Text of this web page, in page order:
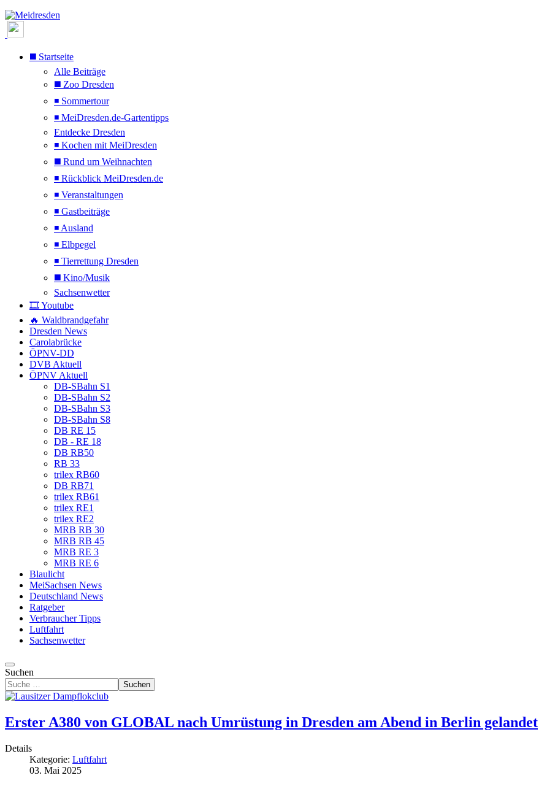
◼️ Startseite
Alle Beiträge
◼️ Zoo Dresden
◾ Sommertour
◾ MeiDresden.de-Gartentipps
Entdecke Dresden
◾ Kochen mit MeiDresden
◼️ Rund um Weihnachten
◾ Rückblick MeiDresden.de
◾ Veranstaltungen
◾ Gastbeiträge
◾ Ausland
◾ Elbpegel
◾ Tierrettung Dresden
◼️ Kino/Musik
Sachsenwetter
🎞️ Youtube
🔥 Waldbrandgefahr
Dresden News
Carolabrücke
ÖPNV-DD
DVB Aktuell
ÖPNV Aktuell
DB-SBahn S1
DB-SBahn S2
DB-SBahn S3
DB-SBahn S8
DB RE 15
DB - RE 18
DB RB50
RB 33
trilex RB60
DB RB71
trilex RB61
trilex RE1
trilex RE2
MRB RB 30
MRB RB 45
MRB RE 3
MRB RE 6
Blaulicht
MeiSachsen News
Deutschland News
Ratgeber
Verbraucher Tipps
Luftfahrt
Sachsenwetter
Suchen
Suchen
Erster A380 von GLOBAL nach Umrüstung in Dresden am Abend in Berlin gelandet
Details
Kategorie: Luftfahrt
03. Mai 2025